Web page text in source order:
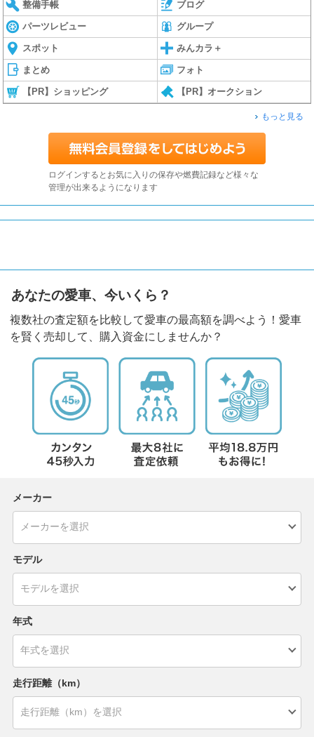
整備手帳 ブログ
パーツレビュー グループ
スポット みんカラ＋
まとめ フォト
【PR】ショッピング 【PR】オークション
もっと見る
ログインするとお気に入りの保存や燃費記録など様々な
管理が出来るようになります
あなたの愛車、今いくら？
複数社の査定額を比較して愛車の最高額を調べよう！愛車
を賢く売却して、購入資金にしませんか？
メーカー
モデル
年式
走行距離（km）